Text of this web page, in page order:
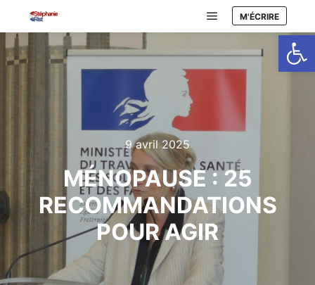
Ouvrir
Menu principal
M'ÉCRIRE
9 avril 2025
MÉNOPAUSE : 25
RECOMMANDATIONS
POUR AGIR